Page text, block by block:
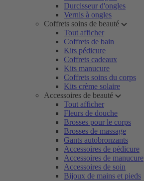
Durcisseur d'ongles
Vernis à ongles
Coffrets soins de beauté
Tout afficher
Coffrets de bain
Kits pédicure
Coffrets cadeaux
Kits manucure
Coffrets soins du corps
Kits crème solaire
Accessoires de beauté
Tout afficher
Fleurs de douche
Brosses pour le corps
Brosses de massage
Gants autobronzants
Accessoires de pédicure
Accessoires de manucure
Accessoires de soin
Bijoux de mains et pieds